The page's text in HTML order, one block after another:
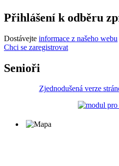
Přihlášení k odběru
Dostávejte informace z našeho webu
Chci se zaregistrovat
Senioři
Zjednodušená verze